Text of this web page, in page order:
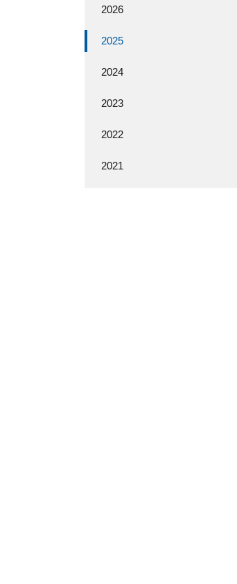
2026
2025
2024
2023
2022
2021